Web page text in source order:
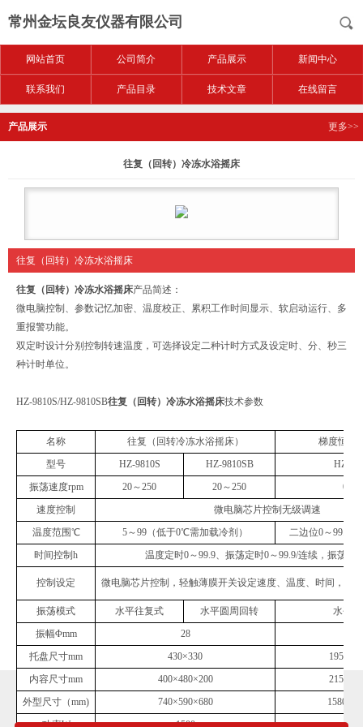
常州金坛良友仪器有限公司
网站首页 公司简介 产品展示 新闻中心
联系我们 产品目录 技术文章 在线留言
产品展示 更多>>
往复（回转）冷冻水浴摇床
往复（回转）冷冻水浴摇床
往复（回转）冷冻水浴摇床产品简述：
微电脑控制、参数记忆加密、温度校正、累积工作时间显示、软启动运行、多
重报警功能。
双定时设计分别控制转速温度，可选择设定二种计时方式及设定时、分、秒三
种计时单位。
HZ-9810S/HZ-9810SB往复（回转）冷冻水浴摇床技术参数
名称 往复（回转冷冻水浴摇床）
梯度恒温
型号
HZ-9810S HZ-9810SB
HZ-
振荡速度rpm
20～250 20～250
0～
速度控制
微电脑芯片控制无级调速
温度范围℃
5～99（低于0℃需加载冷剂）
二边位0～99.9
时间控制h
温度定时0～99.9、振荡定时0～99.9/连续，振荡延
控制设定 微电脑芯片控制，轻触薄膜开关设定速度、温度、时间，报
振荡模式 水平往复式 水平圆周回转
水平
振幅Φmm
28
托盘尺寸mm
430×330
内容尺寸mm
400×480×200
外型尺寸（mm)
740×590×680
功率W
1500 总